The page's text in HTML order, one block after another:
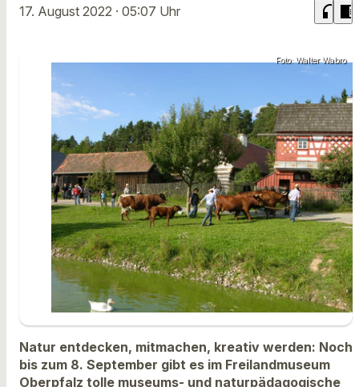
17. August 2022 · 05:07 Uhr headphones chrome_reader_mode
Foto: Walter Wabro
Natur entdecken, mitmachen, kreativ werden: Noch
bis zum 8. September gibt es im Freilandmuseum
Oberpfalz tolle museums- und naturpädagogische